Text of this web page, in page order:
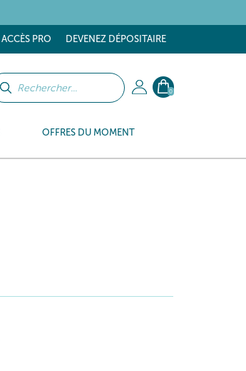
ACCÈS PRO DEVENEZ DÉPOSITAIRE
0
OFFRES DU MOMENT